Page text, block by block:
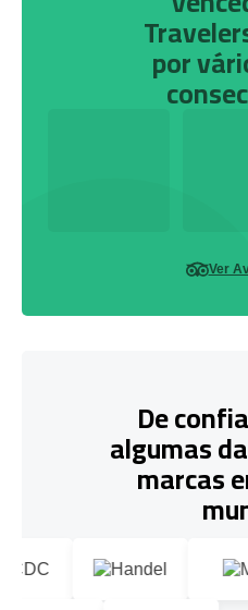
por
Ver
De
algumas
marcas